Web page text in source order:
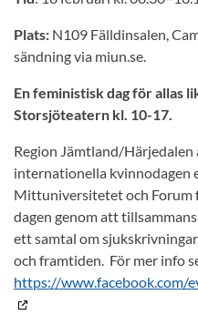
Plats: N109 Fälldinsalen,
sändning via miun.se.
En feministisk dag för allas
Storsjöteatern kl. 10-17.
Region Jämtland/
internationella kvinnodagen
Mittuniversitetet och Forum
dagen genom att
ett samtal om
och framtiden. För mer info
https://www.facebook.com/